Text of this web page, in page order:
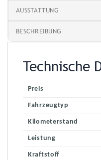
AUSSTATTUNG
BESCHREIBUNG
Technische
Preis
Fahrzeugtyp
Kilometerstand
Leistung
Kraftstoff